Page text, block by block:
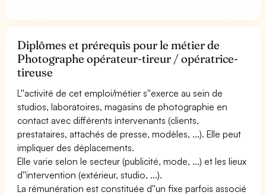
Diplômes et prérequis pour le métier de
Photographe opérateur-tireur / opératrice-
tireuse
L''activité de cet emploi/métier s''exerce au sein de
studios, laboratoires, magasins de photographie en
contact avec différents intervenants (clients,
prestataires, attachés de presse, modèles, ...). Elle peut
impliquer des déplacements.
Elle varie selon le secteur (publicité, mode, ...) et les lieux
d''intervention (extérieur, studio, ...).
La rémunération est constituée d''un fixe parfois associé